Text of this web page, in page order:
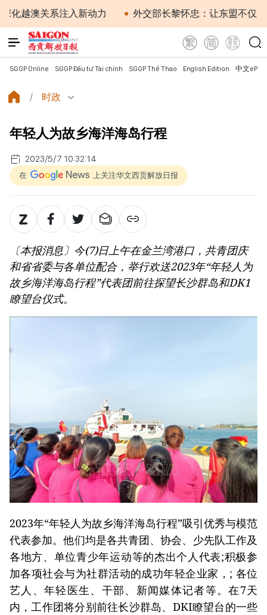
越澳关系注入新动力 外交部长黎怀忠：让东盟不仅适
SGGP Online SGGP Đầu tư Tài chính SGGP Thể Thao English Edition 中文
时政
年轻人为故乡海洋海岛行程
2023/5/7 10:32:14
在 上关注华文西贡解放日报
〔本报消息〕今(7)日上午在金兰湾港口，共青团庆
和省省委与各单位配合，举行欢送2023年“年轻人为
故乡海洋海岛行程”代表团前往探望长沙群岛和DK1
瞭望台仪式。
2023年“年轻人为故乡海洋海岛行程”吸引优秀与模范
代表参加。他们均是各共青团、协会、少先队工作及
各地方、单位青少年运动等的杰出个人代表;积极参
加各项社会与为社群活动的成功年轻企业家，; 各位
艺人、年轻医生、干部、新闻媒体记者等。在7天
内，工作团将分别前往长沙群岛、DKI瞭望台的一些